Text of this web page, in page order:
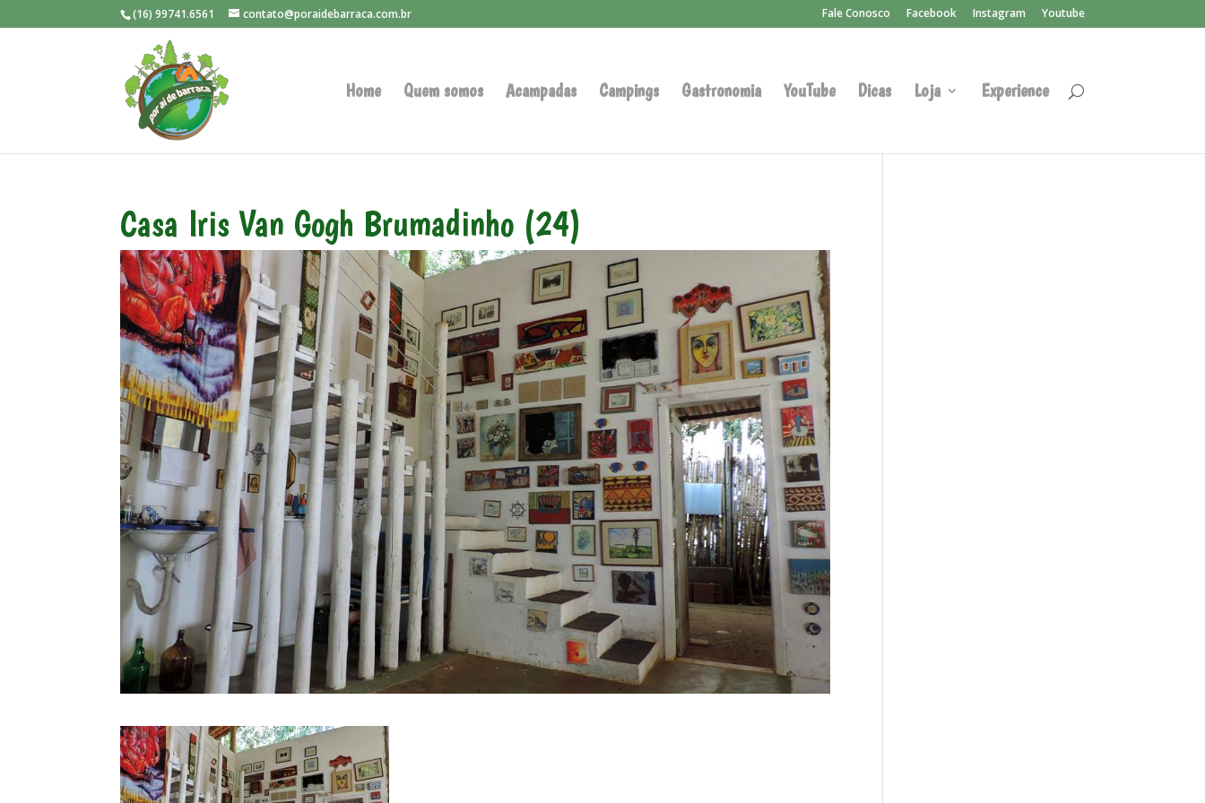
(16) 99741.6561 contato@poraidebarraca.com.br Fale Conosco Facebook Instagram Youtube
Home Quem somos Acampadas Campings Gastronomia YouTube Dicas Loja Experience
Casa Iris Van Gogh Brumadinho (24)